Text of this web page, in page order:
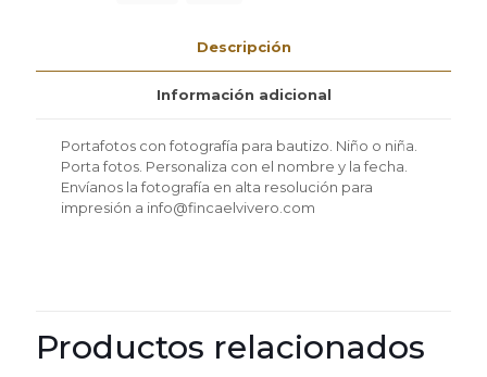
Descripción
Información adicional
Portafotos con fotografía para bautizo. Niño o niña.
Porta fotos. Personaliza con el nombre y la fecha.
Envíanos la fotografía en alta resolución para
impresión a info@fincaelvivero.com
Productos relacionados